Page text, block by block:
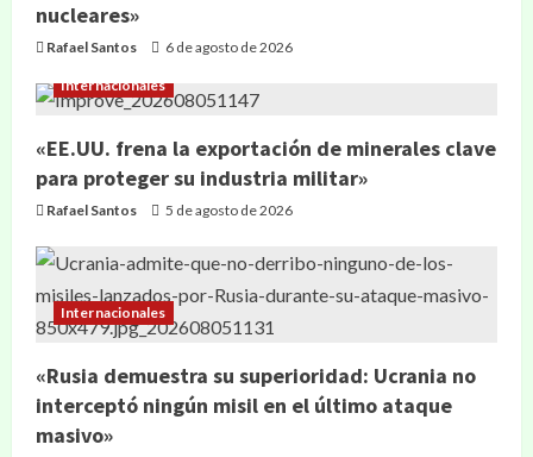
nucleares»
Rafael Santos 6 de agosto de 2026
Internacionales
«EE.UU. frena la exportación de minerales clave
para proteger su industria militar»
Rafael Santos 5 de agosto de 2026
Internacionales
«Rusia demuestra su superioridad: Ucrania no
interceptó ningún misil en el último ataque
masivo»